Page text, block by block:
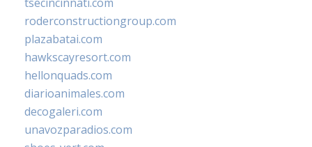
roderconstructiongroup.com
plazabatai.com
hawkscayresort.com
hellonquads.com
diarioanimales.com
decogaleri.com
unavozparadios.com